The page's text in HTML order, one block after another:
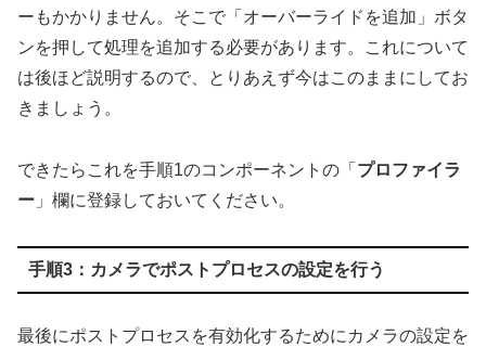
ーもかかりません。そこで「オーバーライドを追加」ボタ
ンを押して処理を追加する必要があります。これについて
は後ほど説明するので、とりあえず今はこのままにしてお
きましょう。
できたらこれを手順1のコンポーネントの「 プロファイラ
ー 」欄に登録しておいてください。
手順3：カメラでポストプロセスの設定を行う
最後にポストプロセスを有効化するためにカメラの設定を